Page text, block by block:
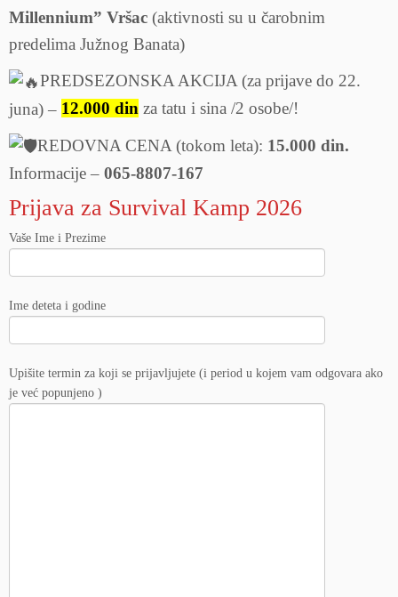
Millennium” Vršac (aktivnosti su u čarobnim
predelima Južnog Banata)
PREDSEZONSKA AKCIJA (za prijave do 22.
juna) – 12.000 din za tatu i sina /2 osobe/!
REDOVNA CENA (tokom leta): 15.000 din.
Informacije – 065-8807-167
Prijava za Survival Kamp 2026
Vaše Ime i Prezime
Ime deteta i godine
Upišite termin za koji se prijavljujete (i period u kojem vam odgovara ako
je već popunjeno )